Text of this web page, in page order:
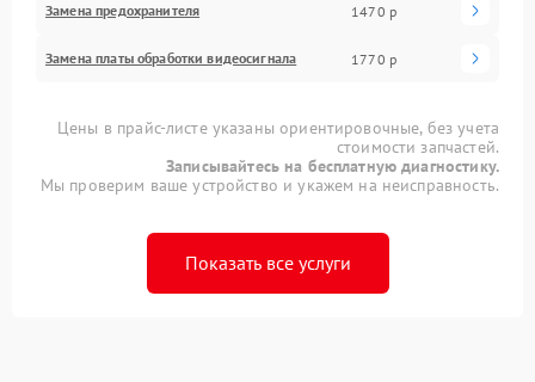
Замена предохранителя 1470 р
Замена платы обработки видеосигнала 1770 р
Цены в прайс-листе указаны ориентировочные, без учета
стоимости запчастей.
Записывайтесь на бесплатную диагностику.
Мы проверим ваше устройство и укажем на неисправность.
Показать все услуги